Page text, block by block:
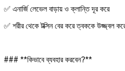
✅ এনার্জি লেভেল বাড়ায় ও ক্লান্তি দূর করে
✅ শরীর থেকে টক্সিন বের করে ত্বককে উজ্জ্বল
### **কিভাবে ব্যবহার করবেন?**